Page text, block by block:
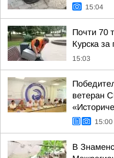
15:04
Почти 70
Курска
15:03
ветеран
15:00
В